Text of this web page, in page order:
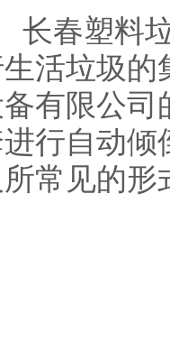
长春塑料
活垃圾的
有限公司
行自动倾
所常见的